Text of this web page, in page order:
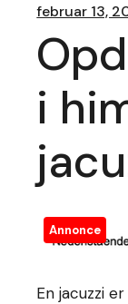
februar 13,
i
Annonce
En jacuzzi